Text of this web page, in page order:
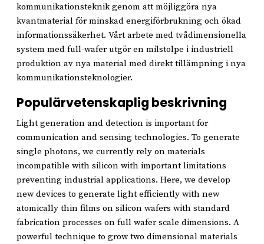
kommunikationsteknik genom att möjliggöra nya
kvantmaterial för minskad energiförbrukning och ökad
informationssäkerhet. Vårt arbete med tvådimensionella
system med full-wafer utgör en milstolpe i industriell
produktion av nya material med direkt tillämpning i nya
kommunikationsteknologier.
Populärvetenskaplig beskrivning
Light generation and detection is important for
communication and sensing technologies. To generate
single photons, we currently rely on materials
incompatible with silicon with important limitations
preventing industrial applications. Here, we develop
new devices to generate light efficiently with new
atomically thin films on silicon wafers with standard
fabrication processes on full wafer scale dimensions. A
powerful technique to grow two dimensional materials